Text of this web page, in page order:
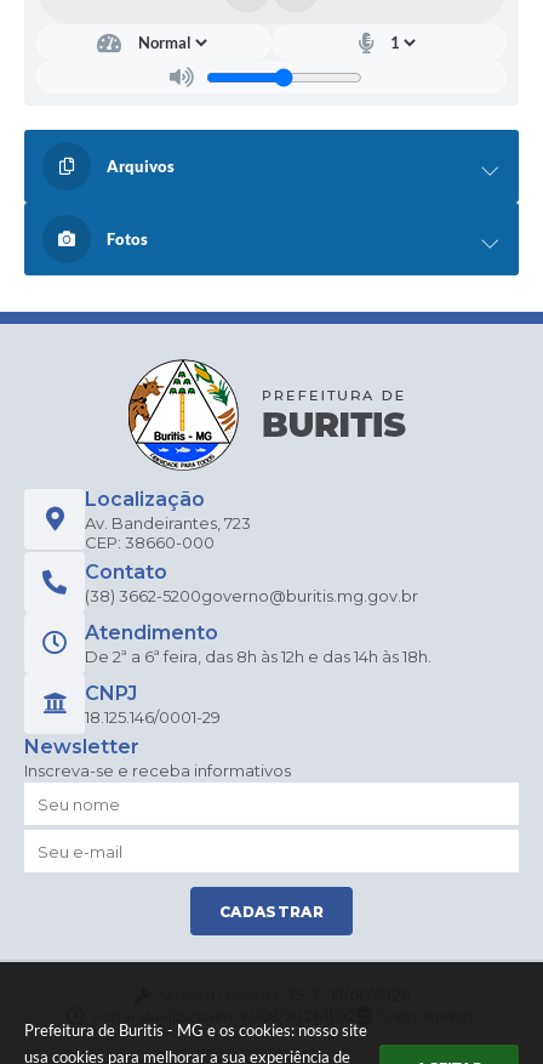
Prefeitura de Buritis - MG e os cookies: nosso site
usa cookies para melhorar a sua experiência de
Arquivos
Fotos
Localização
Av. Bandeirantes, 723
CEP: 38660-000
Contato
(38) 3662-5200governo@buritis.mg.gov.br
Atendimento
De 2ª a 6ª feira, das 8h às 12h e das 14h às 18h.
CNPJ
18.125.146/0001-29
Newsletter
Inscreva-se e receba informativos
CADASTRAR